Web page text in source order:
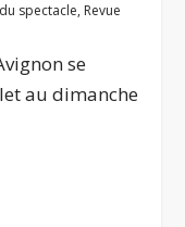
spectacle, Revue
se
au dimanche